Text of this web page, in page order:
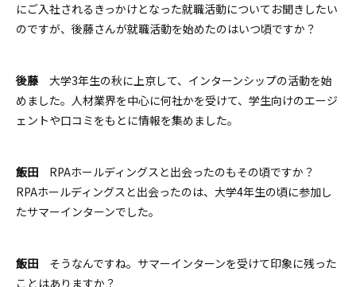
にご入社されるきっかけとなった就職活動についてお聞きしたい
のですが、後藤さんが就職活動を始めたのはいつ頃ですか？
後藤大学3年生の秋に上京して、インターンシップの活動を始
めました。人材業界を中心に何社かを受けて、学生向けのエージ
ェントや口コミをもとに情報を集めました。
飯田 RPAホールディングスと出会ったのもその頃ですか？
RPAホールディングスと出会ったのは、大学4年生の頃に参加し
たサマーインターンでした。
飯田 そうなんですね。サマーインターンを受けて印象に残った
ことはありますか？